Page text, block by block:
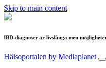
Skip to main content
IBD-diagnoser är livslånga men
Hälsoportalen by Mediaplanet